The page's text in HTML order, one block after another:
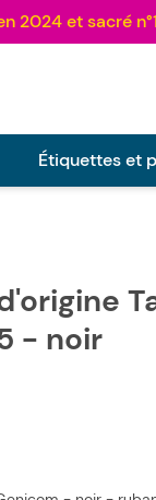
Étiquettes et
- noir